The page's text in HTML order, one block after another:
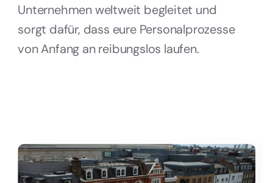
Unternehmen weltweit begleitet und
sorgt dafür, dass eure Personalprozesse
von Anfang an reibungslos laufen.